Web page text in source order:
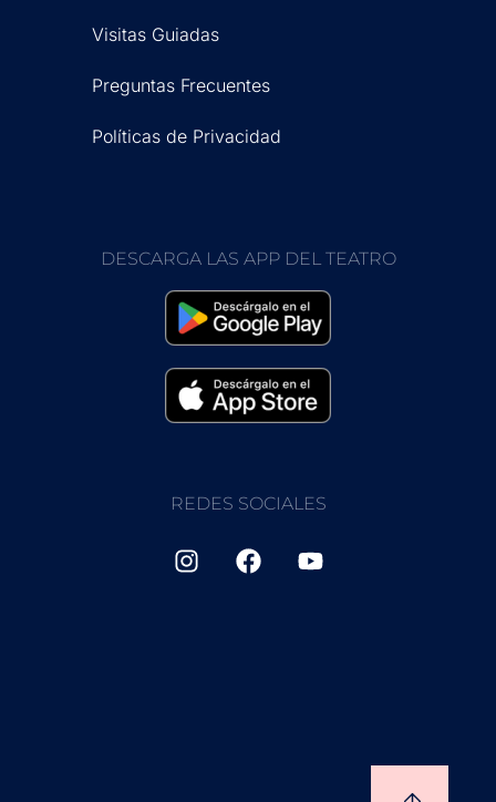
Visitas Guiadas
Preguntas Frecuentes
Políticas de Privacidad
DESCARGA LAS APP DEL TEATRO
REDES SOCIALES